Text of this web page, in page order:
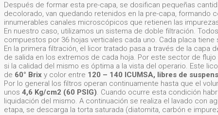
Después de formar esta pre-capa, se dosifican pequeñas
decolorado, van quedando retenidos en la pre-capa, formando
innumerables canales microscópicos que retienen las
En nuestro caso, utilizamos un sistema de doble filtración.
compuestos por 36 hojas verticales cada uno. Cada placa
En la primera filtración, el licor tratado pasa a través de la
de salida en los extremos de cada hoja. Por este sector de
si la calidad del mismo es óptima a la vista del operario. Este
de 60° Brix y color entre 120 – 140 ICUMSA, libres de
Por lo general los filtros operan continuamente hasta que el
unos 4,6 Kg/cm2 (60 PSIG). Cuando ocurre esta condición
liquidación del mismo. A continuación se realiza el lavado con
etapa, se descarga la torta saturada (diatomita, carbón e